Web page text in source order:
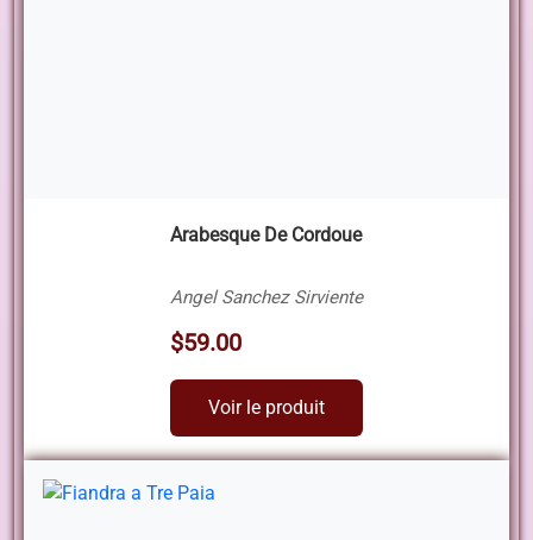
Arabesque De Cordoue
Angel Sanchez Sirviente
$59.00
Voir le produit